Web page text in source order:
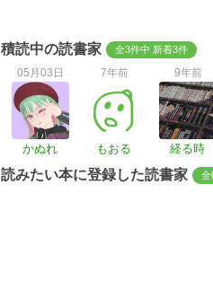
積読中の読書家 全3件中 新着3件
05月03日
かぬれ
7年前
もおる
9年前
経る時
読みたい本に登録した読書家 全